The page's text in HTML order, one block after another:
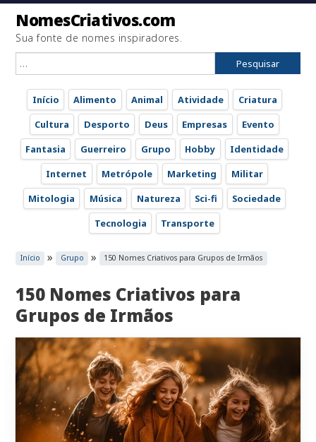
NomesCriativos.com
Sua fonte de nomes inspiradores.
por:
Início Alimento Animal Atividade
Criatura
Cultura
Desporto Deus Empresas
Evento
Fantasia
Guerreiro Grupo Hobby
Identidade
Internet
Metrópole Marketing
Militar
Mitologia
Música Natureza Sci-fi
Sociedade
Tecnologia
Transporte
Início » Grupo » 150 Nomes Criativos para Grupos de Irmãos
150 Nomes Criativos para
Grupos de Irmãos